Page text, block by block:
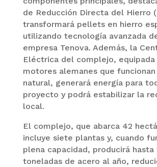
de Reducción Directa del Hierro
transformará pellets en hierro
utilizando tecnología avanzada
empresa Tenova. Además, la
Eléctrica del complejo, equipada
motores alemanes que funcionan
natural, generará energía para
proyecto y podrá estabilizar la
local.
El complejo, que abarca 42
incluye siete plantas y, cuando
plena capacidad, producirá hasta
toneladas de acero al año,